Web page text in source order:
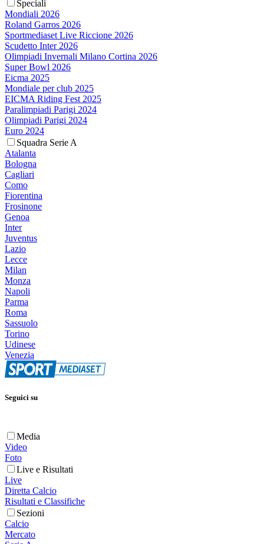
Speciali
Mondiali 2026
Roland Garros 2026
Sportmediaset Live Riccione 2026
Scudetto Inter 2026
Olimpiadi Invernali Milano Cortina 2026
Super Bowl 2026
Eicma 2025
Mondiale per club 2025
EICMA Riding Fest 2025
Paralimpiadi Parigi 2024
Olimpiadi Parigi 2024
Euro 2024
Squadra Serie A
Atalanta
Bologna
Cagliari
Como
Fiorentina
Frosinone
Genoa
Inter
Juventus
Lazio
Lecce
Milan
Monza
Napoli
Parma
Roma
Sassuolo
Torino
Udinese
Venezia
Seguici su
Media
Video
Foto
Live e Risultati
Live
Diretta Calcio
Risultati e Classifiche
Sezioni
Calcio
Mercato